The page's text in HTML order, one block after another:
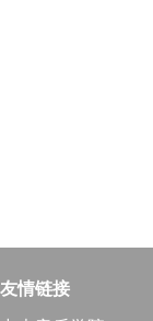
友情链接